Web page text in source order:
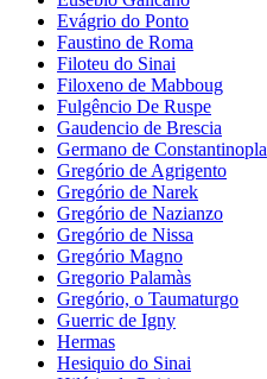
Evágrio do Ponto
Faustino de Roma
Filoteu do Sinai
Filoxeno de Mabboug
Fulgêncio De Ruspe
Gaudencio de Brescia
Germano de Constantinopla
Gregório de Agrigento
Gregório de Narek
Gregório de Nazianzo
Gregório de Nissa
Gregório Magno
Gregorio Palamàs
Gregório, o Taumaturgo
Guerric de Igny
Hermas
Hesiquio do Sinai